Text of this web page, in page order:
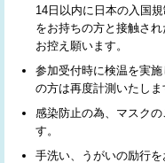
14日以内に日本の入国
をお持ちの方と接触さ
お控え願います。
参加受付時に検温を実
の方は再度計測いたしま
感染防止の為、マスク
す。
手洗い、うがいの励行を